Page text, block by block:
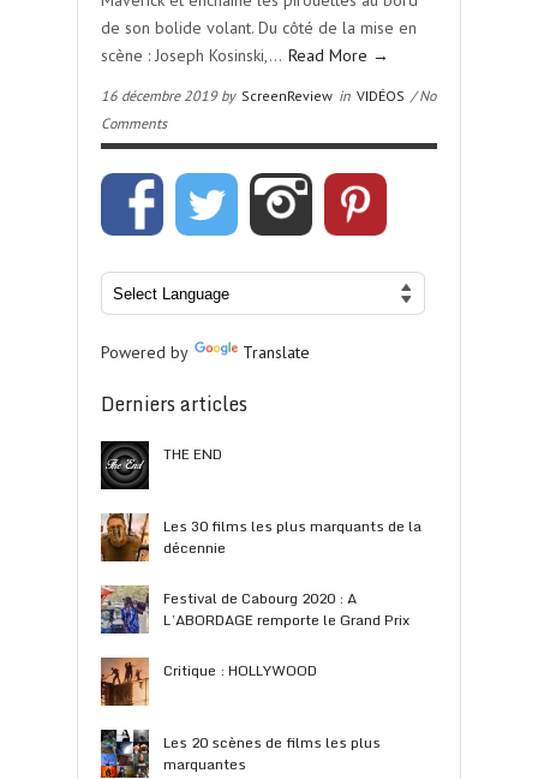
de son bolide volant. Du côté de la mise en
scène : Joseph Kosinski,… Read More →
16 décembre 2019 by ScreenReview in VIDÉOS / No
Comments
Powered by Translate
Derniers articles
THE END
Les 30 films les plus marquants de la
décennie
Festival de Cabourg 2020 : A
L’ABORDAGE remporte le Grand Prix
Critique : HOLLYWOOD
Les 20 scènes de films les plus
marquantes